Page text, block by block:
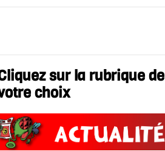
sur la rubrique de
choix